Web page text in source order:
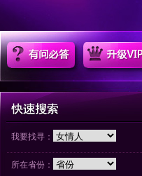
我要找寻：
所在省份：